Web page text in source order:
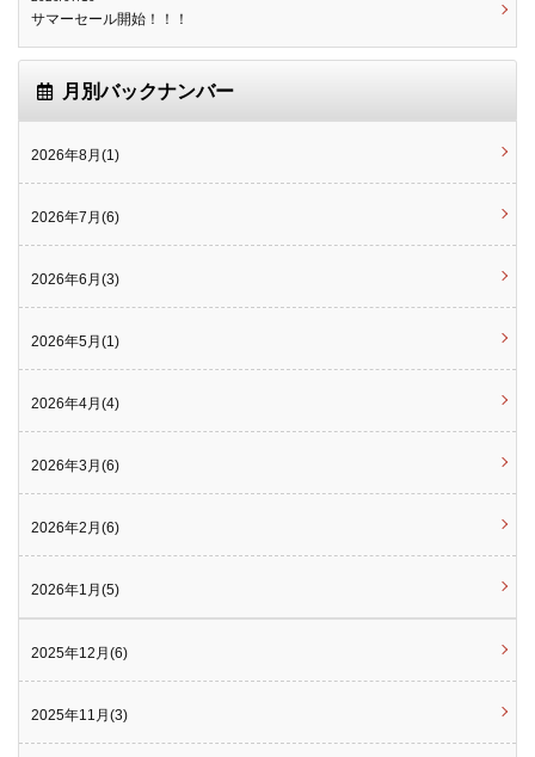
サマーセール開始！！！
月別バックナンバー
2026年8月(1)
2026年7月(6)
2026年6月(3)
2026年5月(1)
2026年4月(4)
2026年3月(6)
2026年2月(6)
2026年1月(5)
2025年12月(6)
2025年11月(3)